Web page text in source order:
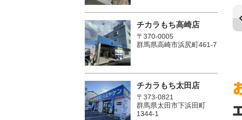
チカラもち高崎店
〒370-0005
群馬県高崎市浜尻町461-7
チカラもち太田店
〒373-0821
群馬県太田市下浜田町
1344-1